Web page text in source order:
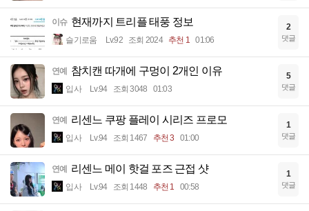
이슈 현재까지 트리플 태풍 정보
슬기로움 Lv.92 조회 2024 추천 1 01:06
2
댓글
연예 참치캔 따개에 구멍이 2개인 이유
입사 Lv.94 조회 3048 01:03
5
댓글
연예 리센느 쿠팡 플레이 시리즈 프로모
입사 Lv.94 조회 1467 추천 3 01:00
1
댓글
연예 리센느 메이 핫걸 포즈 근접 샷
입사 Lv.94 조회 1448 추천 1 00:58
1
댓글